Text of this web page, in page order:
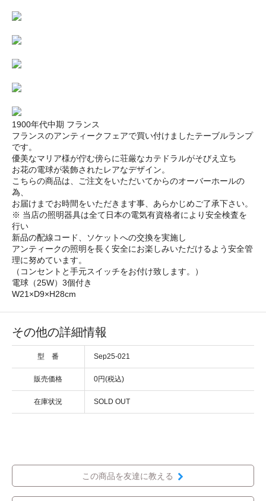
1900年代中期 フランス
フランスのアンティークフェアで買い付けましたテーブルランプ
です。
優美なマリア様が佇む傍らに荘厳なカテドラルがそびえ立ち
お花の電球が装飾されたレアなデザイン。
こちらの商品は、ご注文をいただいてからのオーバーホールの
為、
お届けまでお時間をいただきます事、あらかじめご了承下さい。
※ 当店の照明器具は全て日本の電気有資格者により安全検査を
行い
新品の配線コード、ソケットへの交換を実施し
アンティークの照明を長く安全にお楽しみいただけるよう安全管
理に努めています。
（コンセントと手元スイッチをお付け致します。）
電球（25W）3個付き
W21×D9×H28cm
その他の詳細情報
型 番 Sep25-021
販売価格 0円(税込)
在庫状況 SOLD OUT
この商品を友達に教える